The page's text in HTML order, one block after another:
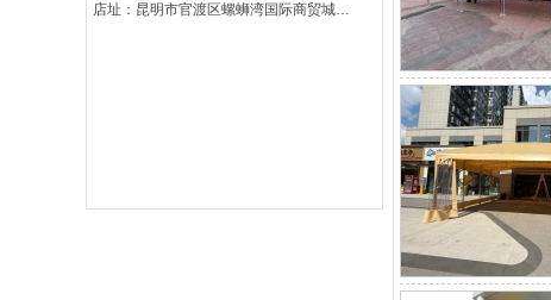
店址：昆明市官渡区螺蛳湾国际商贸城2期8区3楼7街3121号